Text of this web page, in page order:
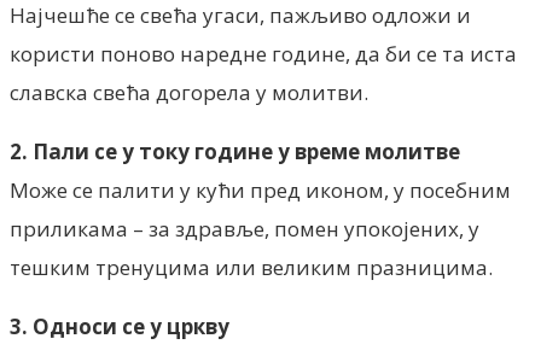
Најчешће се свећа угаси, пажљиво одложи и
користи поново наредне године, да би се та иста
славска свећа догорела у молитви.
2. Пали се у току године у време молитве
Може се палити у кући пред иконом, у посебним
приликама – за здравље, помен упокојених, у
тешким тренуцима или великим празницима.
3. Односи се у цркву